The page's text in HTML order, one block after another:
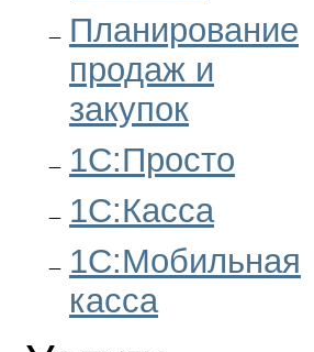
Планирование
продаж и
закупок
1С:Просто
1С:Касса
1С:Мобильная
касса